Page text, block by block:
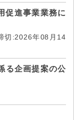
促進事業業務に
切:2026年08月14
る企画提案の公